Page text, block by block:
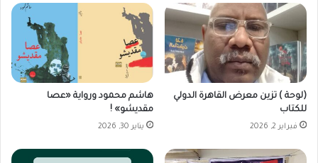
(لوحة ) تزين معرض القاهرة الدولي
للكتاب
فبراير 2, 2026
هاشم محمود ورواية «عصا
مقديشو» !
يناير 30, 2026